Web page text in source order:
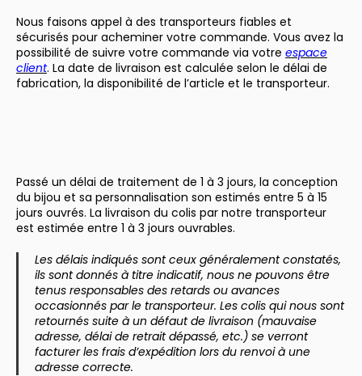
Nous faisons appel à des transporteurs fiables et
sécurisés pour acheminer votre commande. Vous avez la
possibilité de suivre votre commande via votre espace
client. La date de livraison est calculée selon le délai de
fabrication, la disponibilité de l’article et le transporteur.
Passé un délai de traitement de 1 à 3 jours, la conception
du bijou et sa personnalisation son estimés entre 5 à 15
jours ouvrés. La livraison du colis par notre transporteur
est estimée entre 1 à 3 jours ouvrables.
Les délais indiqués sont ceux généralement constatés,
ils sont donnés à titre indicatif, nous ne pouvons être
tenus responsables des retards ou avances
occasionnés par le transporteur. Les colis qui nous sont
retournés suite à un défaut de livraison (mauvaise
adresse, délai de retrait dépassé, etc.) se verront
facturer les frais d’expédition lors du renvoi à une
adresse correcte.